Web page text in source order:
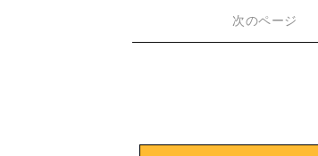
次のページ